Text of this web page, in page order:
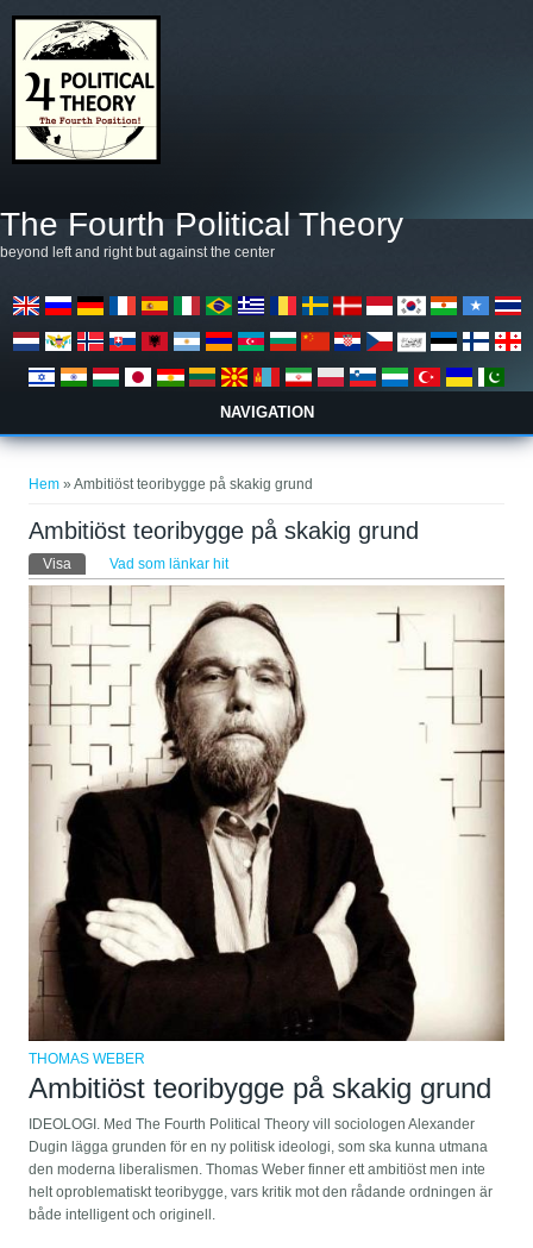
The Fourth Political Theory
beyond left and right but against the center
NAVIGATION
Hem » Ambitiöst teoribygge på skakig grund
Ambitiöst teoribygge på skakig grund
Primära flikar
Visa (aktiv flik)Vad som länkar hit
THOMAS WEBER
Ambitiöst teoribygge på skakig grund
IDEOLOGI. Med The Fourth Political Theory vill sociologen Alexander
Dugin lägga grunden för en ny politisk ideologi, som ska kunna utmana
den moderna liberalismen. Thomas Weber finner ett ambitiöst men inte
helt oproblematiskt teoribygge, vars kritik mot den rådande ordningen är
både intelligent och originell.